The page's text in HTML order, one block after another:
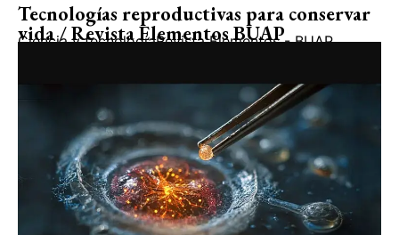
Tecnologías reproductivas para conservar
vida / Revista Elementos BUAP
Ciencia y tecnologíaRevista Elementos - BUAP